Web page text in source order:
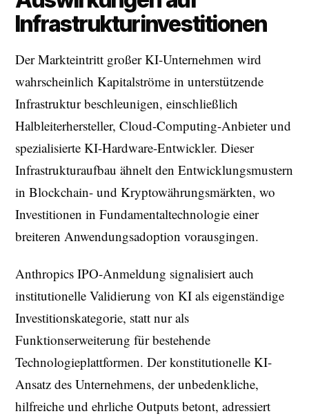
Infrastrukturinvestitionen
Der Markteintritt großer KI-Unternehmen wird
wahrscheinlich Kapitalströme in unterstützende
Infrastruktur beschleunigen, einschließlich
Halbleiterhersteller, Cloud-Computing-Anbieter und
spezialisierte KI-Hardware-Entwickler. Dieser
Infrastrukturaufbau ähnelt den Entwicklungsmustern
in Blockchain- und Kryptowährungsmärkten, wo
Investitionen in Fundamentaltechnologie einer
breiteren Anwendungsadoption vorausgingen.
Anthropics IPO-Anmeldung signalisiert auch
institutionelle Validierung von KI als eigenständige
Investitionskategorie, statt nur als
Funktionserweiterung für bestehende
Technologieplattformen. Der konstitutionelle KI-
Ansatz des Unternehmens, der unbedenkliche,
hilfreiche und ehrliche Outputs betont, adressiert